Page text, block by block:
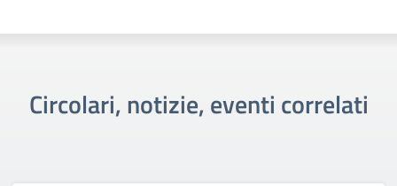
Circolari, notizie, eventi correlati